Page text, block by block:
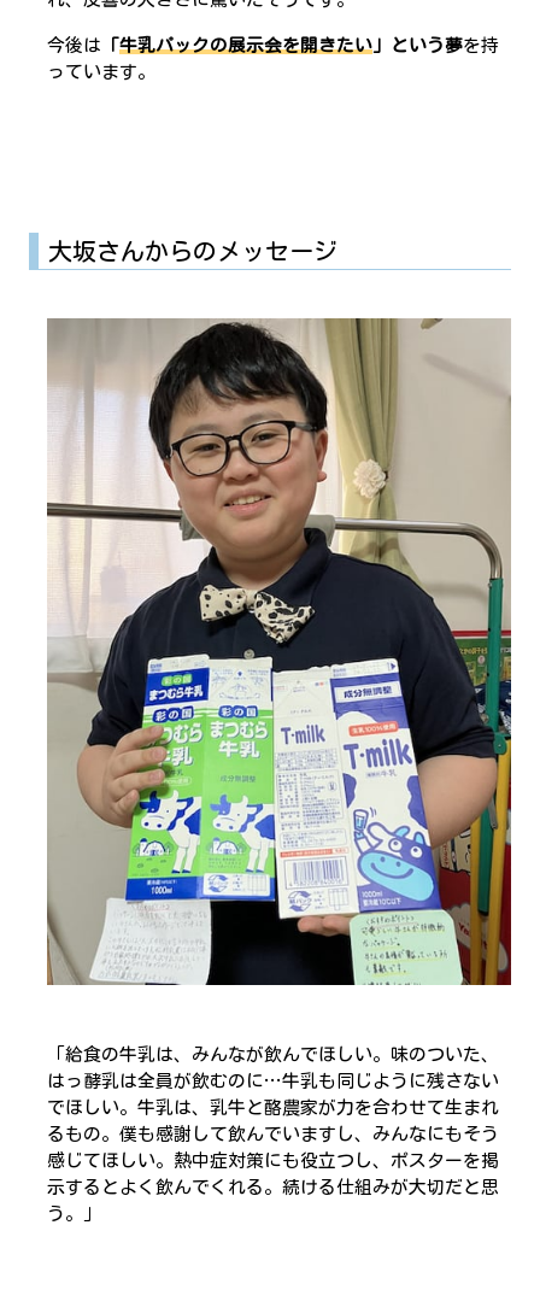
今後は 「牛乳パックの展示会を開きたい 」という夢を持
っています。
大坂さんからのメッセージ
「給食の牛乳は、みんなが飲んでほしい。味のついた、
はっ酵乳は全員が飲むのに…牛乳も同じように残さない
でほしい。牛乳は、乳牛と酪農家が力を合わせて生まれ
るもの。僕も感謝して飲んでいますし、みんなにもそう
感じてほしい。熱中症対策にも役立つし、ポスターを掲
示するとよく飲んでくれる。続ける仕組みが大切だと思
う。」